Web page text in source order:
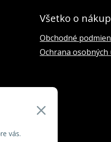
vás.
Všetko o
Obchodné
Ochrana osobných